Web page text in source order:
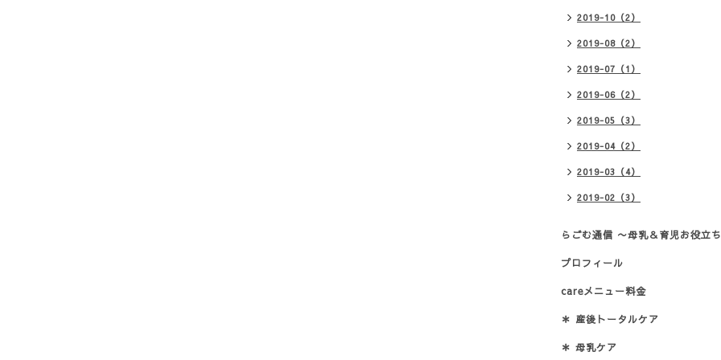
2019-10（2）
2019-08（2）
2019-07（1）
2019-06（2）
2019-05（3）
2019-04（2）
2019-03（4）
2019-02（3）
らごむ通信 〜母乳＆育児お役立
プロフィール
careメニュー料金
＊ 産後トータルケア
＊ 母乳ケア